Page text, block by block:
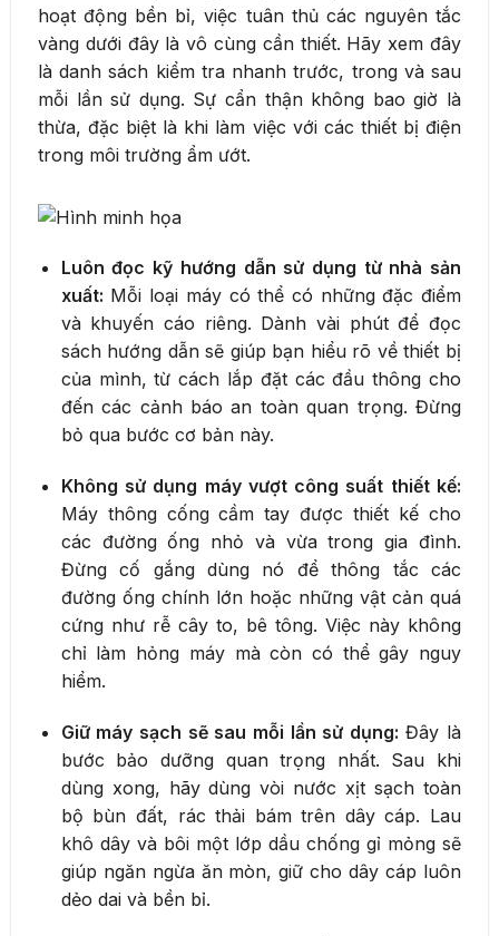
hoạt động bền bỉ, việc tuân thủ các nguyên tắc
vàng dưới đây là vô cùng cần thiết. Hãy xem đây
là danh sách kiểm tra nhanh trước, trong và sau
mỗi lần sử dụng. Sự cẩn thận không bao giờ là
thừa, đặc biệt là khi làm việc với các thiết bị điện
trong môi trường ẩm ướt.
Luôn đọc kỹ hướng dẫn sử dụng từ nhà sản
xuất: Mỗi loại máy có thể có những đặc điểm
và khuyến cáo riêng. Dành vài phút để đọc
sách hướng dẫn sẽ giúp bạn hiểu rõ về thiết bị
của mình, từ cách lắp đặt các đầu thông cho
đến các cảnh báo an toàn quan trọng. Đừng
bỏ qua bước cơ bản này.
Không sử dụng máy vượt công suất thiết kế:
Máy thông cống cầm tay được thiết kế cho
các đường ống nhỏ và vừa trong gia đình.
Đừng cố gắng dùng nó để thông tắc các
đường ống chính lớn hoặc những vật cản quá
cứng như rễ cây to, bê tông. Việc này không
chỉ làm hỏng máy mà còn có thể gây nguy
hiểm.
Giữ máy sạch sẽ sau mỗi lần sử dụng: Đây là
bước bảo dưỡng quan trọng nhất. Sau khi
dùng xong, hãy dùng vòi nước xịt sạch toàn
bộ bùn đất, rác thải bám trên dây cáp. Lau
khô dây và bôi một lớp dầu chống gỉ mỏng sẽ
giúp ngăn ngừa ăn mòn, giữ cho dây cáp luôn
dẻo dai và bền bỉ.